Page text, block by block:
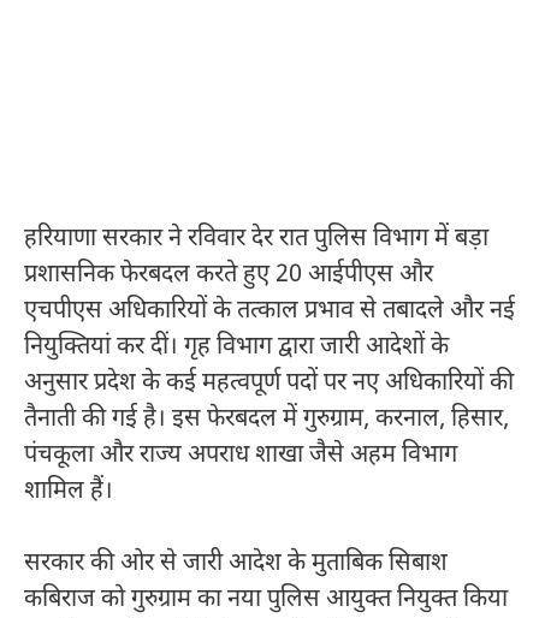
हरियाणा सरकार ने रविवार देर रात पुलिस विभाग में बड़ा
प्रशासनिक फेरबदल करते हुए 20 आईपीएस और
एचपीएस अधिकारियों के तत्काल प्रभाव से तबादले और नई
नियुक्तियां कर दीं। गृह विभाग द्वारा जारी आदेशों के
अनुसार प्रदेश के कई महत्वपूर्ण पदों पर नए अधिकारियों की
तैनाती की गई है। इस फेरबदल मेंगुरुग्राम, करनाल, हिसार,
पंचकूलाऔर राज्य अपराध शाखा जैसे अहम विभाग
शामिल हैं।
सरकार की ओर से जारी आदेश के मुताबिकसिबाश
कबिराजको गुरुग्राम का नया पुलिस आयुक्त नियुक्त किया